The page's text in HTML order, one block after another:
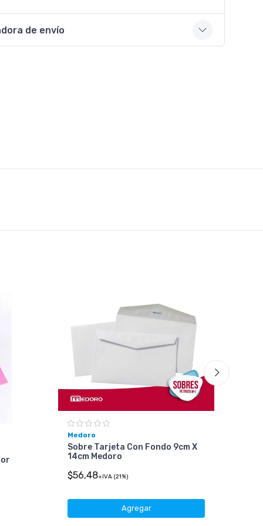
de envío
Medoro
Sobre Tarjeta Con Fondo 9cm X
14cm Medoro
$56,48+IVA (21%)
Agregar